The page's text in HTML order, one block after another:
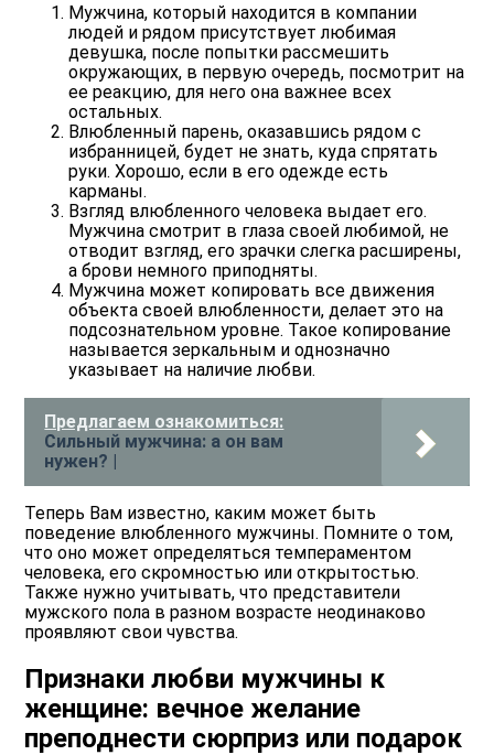
Мужчина, который находится в компании
людей и рядом присутствует любимая
девушка, после попытки рассмешить
окружающих, в первую очередь, посмотрит на
ее реакцию, для него она важнее всех
остальных.
Влюбленный парень, оказавшись рядом с
избранницей, будет не знать, куда спрятать
руки. Хорошо, если в его одежде есть
карманы.
Взгляд влюбленного человека выдает его.
Мужчина смотрит в глаза своей любимой, не
отводит взгляд, его зрачки слегка расширены,
а брови немного приподняты.
Мужчина может копировать все движения
объекта своей влюбленности, делает это на
подсознательном уровне. Такое копирование
называется зеркальным и однозначно
указывает на наличие любви.
Предлагаем ознакомиться:
Сильный мужчина: а он вам
нужен? |
Теперь Вам известно, каким может быть
поведение влюбленного мужчины. Помните о том,
что оно может определяться темпераментом
человека, его скромностью или открытостью.
Также нужно учитывать, что представители
мужского пола в разном возрасте неодинаково
проявляют свои чувства.
Признаки любви мужчины к
женщине: вечное желание
преподнести сюрприз или подарок